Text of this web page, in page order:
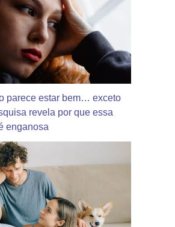
parece estar bem… exceto
revela por que essa
enganosa